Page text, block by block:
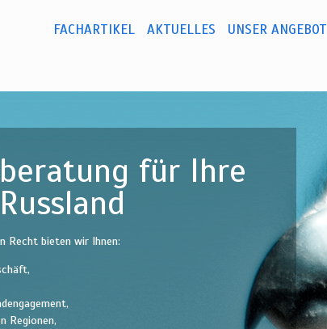
Inhalt
Hauptmenü UNSER ANGEBOT
AKTUELLES
FACHARTIKEL
für Ihre
Recht bieten wir Ihnen:
Regionen,